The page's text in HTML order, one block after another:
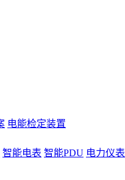
电能检定装置
智能电表 智能PDU 电力仪表